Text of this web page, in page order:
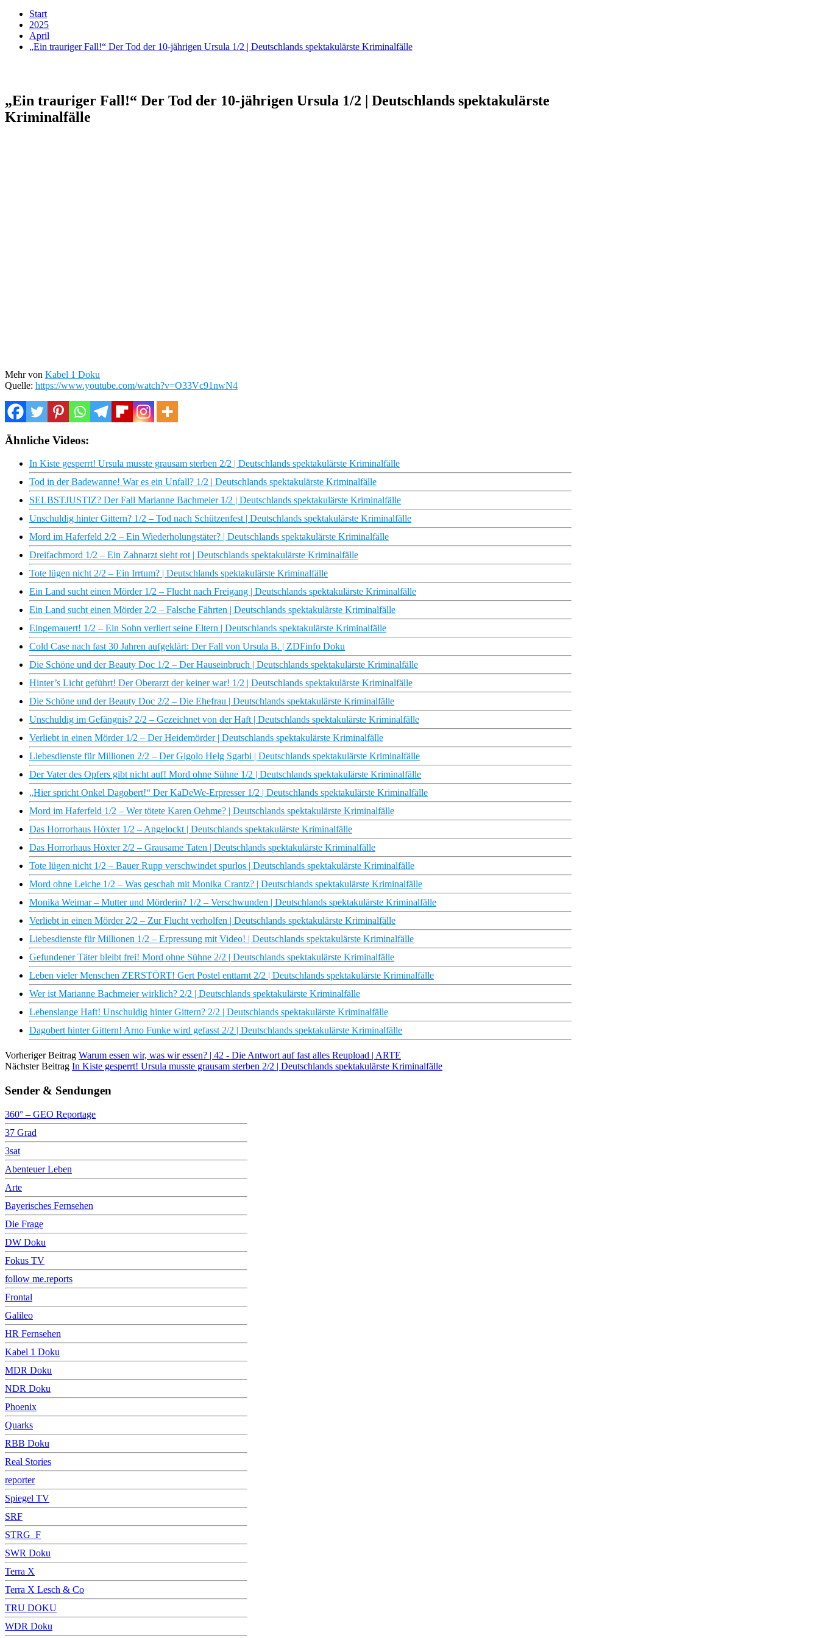
Start
2025
April
„Ein trauriger Fall!“ Der Tod der 10-jährigen Ursula 1/2 | Deutschlands spektakulärste Kriminalfälle
„Ein trauriger Fall!“ Der Tod der 10-jährigen Ursula 1/2 | Deutschlands spektakulärste
Kriminalfälle
Mehr von Kabel 1 Doku
Quelle: https://www.youtube.com/watch?v=O33Vc91nwN4
Ähnliche Videos:
In Kiste gesperrt! Ursula musste grausam sterben 2/2 | Deutschlands spektakulärste Kriminalfälle
Tod in der Badewanne! War es ein Unfall? 1/2 | Deutschlands spektakulärste Kriminalfälle
SELBSTJUSTIZ? Der Fall Marianne Bachmeier 1/2 | Deutschlands spektakulärste Kriminalfälle
Unschuldig hinter Gittern? 1/2 – Tod nach Schützenfest | Deutschlands spektakulärste Kriminalfälle
Mord im Haferfeld 2/2 – Ein Wiederholungstäter? | Deutschlands spektakulärste Kriminalfälle
Dreifachmord 1/2 – Ein Zahnarzt sieht rot | Deutschlands spektakulärste Kriminalfälle
Tote lügen nicht 2/2 – Ein Irrtum? | Deutschlands spektakulärste Kriminalfälle
Ein Land sucht einen Mörder 1/2 – Flucht nach Freigang | Deutschlands spektakulärste Kriminalfälle
Ein Land sucht einen Mörder 2/2 – Falsche Fährten | Deutschlands spektakulärste Kriminalfälle
Eingemauert! 1/2 – Ein Sohn verliert seine Eltern | Deutschlands spektakulärste Kriminalfälle
Cold Case nach fast 30 Jahren aufgeklärt: Der Fall von Ursula B. | ZDFinfo Doku
Die Schöne und der Beauty Doc 1/2 – Der Hauseinbruch | Deutschlands spektakulärste Kriminalfälle
Hinter’s Licht geführt! Der Oberarzt der keiner war! 1/2 | Deutschlands spektakulärste Kriminalfälle
Die Schöne und der Beauty Doc 2/2 – Die Ehefrau | Deutschlands spektakulärste Kriminalfälle
Unschuldig im Gefängnis? 2/2 – Gezeichnet von der Haft | Deutschlands spektakulärste Kriminalfälle
Verliebt in einen Mörder 1/2 – Der Heidemörder | Deutschlands spektakulärste Kriminalfälle
Liebesdienste für Millionen 2/2 – Der Gigolo Helg Sgarbi | Deutschlands spektakulärste Kriminalfälle
Der Vater des Opfers gibt nicht auf! Mord ohne Sühne 1/2 | Deutschlands spektakulärste Kriminalfälle
„Hier spricht Onkel Dagobert!“ Der KaDeWe-Erpresser 1/2 | Deutschlands spektakulärste Kriminalfälle
Mord im Haferfeld 1/2 – Wer tötete Karen Oehme? | Deutschlands spektakulärste Kriminalfälle
Das Horrorhaus Höxter 1/2 – Angelockt | Deutschlands spektakulärste Kriminalfälle
Das Horrorhaus Höxter 2/2 – Grausame Taten | Deutschlands spektakulärste Kriminalfälle
Tote lügen nicht 1/2 – Bauer Rupp verschwindet spurlos | Deutschlands spektakulärste Kriminalfälle
Mord ohne Leiche 1/2 – Was geschah mit Monika Crantz? | Deutschlands spektakulärste Kriminalfälle
Monika Weimar – Mutter und Mörderin? 1/2 – Verschwunden | Deutschlands spektakulärste Kriminalfälle
Verliebt in einen Mörder 2/2 – Zur Flucht verholfen | Deutschlands spektakulärste Kriminalfälle
Liebesdienste für Millionen 1/2 – Erpressung mit Video! | Deutschlands spektakulärste Kriminalfälle
Gefundener Täter bleibt frei! Mord ohne Sühne 2/2 | Deutschlands spektakulärste Kriminalfälle
Leben vieler Menschen ZERSTÖRT! Gert Postel enttarnt 2/2 | Deutschlands spektakulärste Kriminalfälle
Wer ist Marianne Bachmeier wirklich? 2/2 | Deutschlands spektakulärste Kriminalfälle
Lebenslange Haft! Unschuldig hinter Gittern? 2/2 | Deutschlands spektakulärste Kriminalfälle
Dagobert hinter Gittern! Arno Funke wird gefasst 2/2 | Deutschlands spektakulärste Kriminalfälle
Vorheriger Beitrag Warum essen wir, was wir essen? | 42 - Die Antwort auf fast alles Reupload | ARTE
Nächster Beitrag In Kiste gesperrt! Ursula musste grausam sterben 2/2 | Deutschlands spektakulärste Kriminalfälle
Sender & Sendungen
360° – GEO Reportage
37 Grad
3sat
Abenteuer Leben
Arte
Bayerisches Fernsehen
Die Frage
DW Doku
Fokus TV
follow me.reports
Frontal
Galileo
HR Fernsehen
Kabel 1 Doku
MDR Doku
NDR Doku
Phoenix
Quarks
RBB Doku
Real Stories
reporter
Spiegel TV
SRF
STRG_F
SWR Doku
Terra X
Terra X Lesch & Co
TRU DOKU
WDR Doku